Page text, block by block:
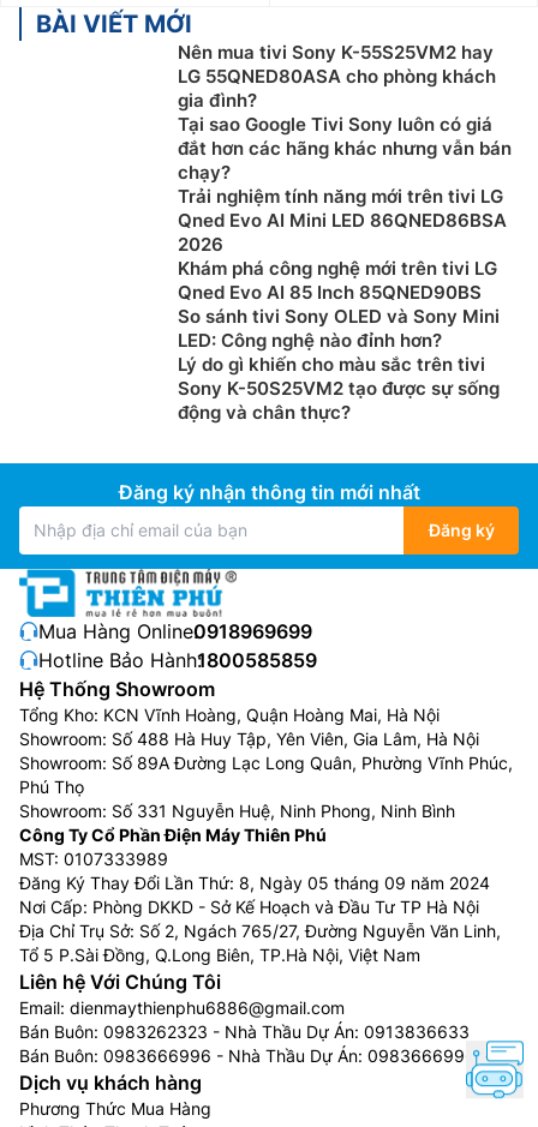
BÀI VIẾT MỚI
Nên mua tivi Sony K-55S25VM2 hay
LG 55QNED80ASA cho phòng khách
gia đình?
Tại sao Google Tivi Sony luôn có giá
đắt hơn các hãng khác nhưng vẫn bán
chạy?
Trải nghiệm tính năng mới trên tivi LG
Qned Evo AI Mini LED 86QNED86BSA
2026
Khám phá công nghệ mới trên tivi LG
Qned Evo AI 85 Inch 85QNED90BS
So sánh tivi Sony OLED và Sony Mini
LED: Công nghệ nào đỉnh hơn?
Lý do gì khiến cho màu sắc trên tivi
Sony K-50S25VM2 tạo được sự sống
động và chân thực?
Đăng ký nhận thông tin mới nhất
Đăng ký
Mua Hàng Online:0918969699
Hotline Bảo Hành:1800585859
Hệ Thống Showroom
Tổng Kho: KCN Vĩnh Hoàng, Quận Hoàng Mai, Hà Nội
Showroom: Số 488 Hà Huy Tập, Yên Viên, Gia Lâm, Hà Nội
Showroom: Số 89A Đường Lạc Long Quân, Phường Vĩnh Phúc,
Phú Thọ
Showroom: Số 331 Nguyễn Huệ, Ninh Phong, Ninh Bình
Công Ty Cổ Phần Điện Máy Thiên Phú
MST: 0107333989
Đăng Ký Thay Đổi Lần Thứ: 8, Ngày 05 tháng 09 năm 2024
Nơi Cấp: Phòng DKKD - Sở Kế Hoạch và Đầu Tư TP Hà Nội
Địa Chỉ Trụ Sở: Số 2, Ngách 765/27, Đường Nguyễn Văn Linh,
Tổ 5 P.Sài Đồng, Q.Long Biên, TP.Hà Nội, Việt Nam
Liên hệ Với Chúng Tôi
Email: dienmaythienphu6886@gmail.com
Bán Buôn: 0983262323 - Nhà Thầu Dự Án: 0913836633
Bán Buôn: 0983666996 - Nhà Thầu Dự Án: 0983666996
Dịch vụ khách hàng
Phương Thức Mua Hàng